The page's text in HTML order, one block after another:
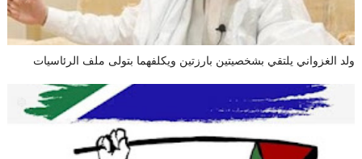
ولد الغزواني يلتقي بشخصيتين بارزتين ويكلفهما بتولى ملف الرئاسيات